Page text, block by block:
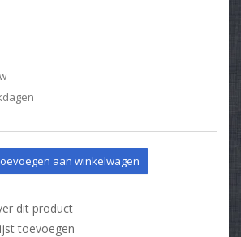
aan winkelwagen
dit product
toevoegen